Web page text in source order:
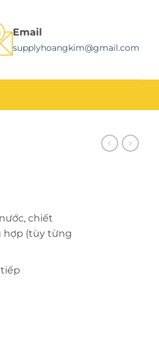
Email
supplyhoangkim@gmail.com
chiết
hợp (tùy từng